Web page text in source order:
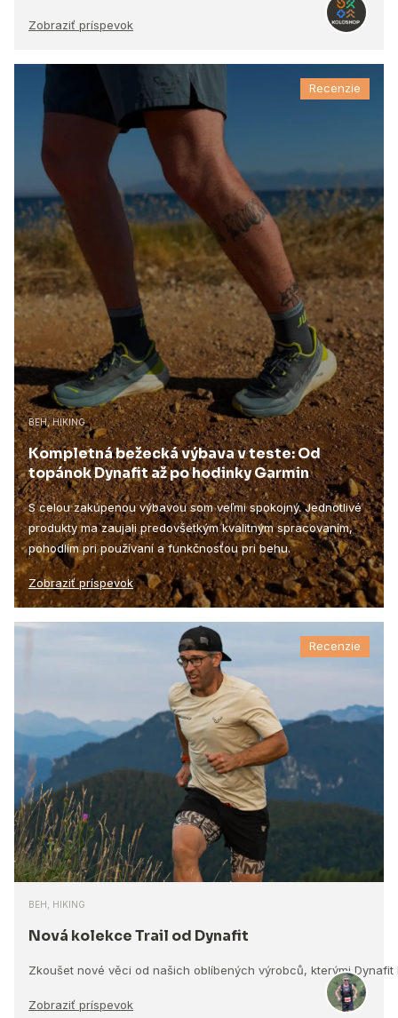
Zobraziť príspevok
Recenzie
BEH, HIKING
Kompletná bežecká výbava v teste: Od
topánok Dynafit až po hodinky Garmin
S celou zakúpenou výbavou som veľmi spokojný. Jednotlivé
produkty ma zaujali predovšetkým kvalitným spracovaním,
pohodlím pri používaní a funkčnosťou pri behu.
Zobraziť príspevok
Recenzie
BEH, HIKING
Nová kolekce Trail od Dynafit
Zkoušet nové věci od našich oblíbených výrobců, kterými
Zobraziť príspevok